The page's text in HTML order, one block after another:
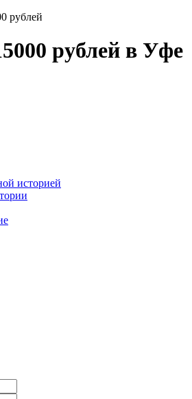
рублей
рублей в Уфе
историей